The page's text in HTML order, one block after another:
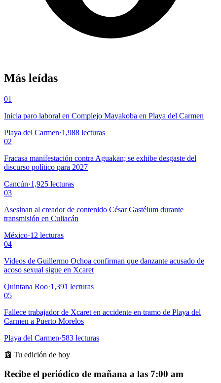
Más leídas
01
Inicia paro laboral en Complejo Mayakoba en Playa del Carmen
Playa del Carmen·1,988 lecturas
02
Fracasa manifestación contra Aguakan; se exhibe desgaste del
discurso político para 2027
Cancún·1,925 lecturas
03
Asesinan al creador de contenido César Gastélum durante
transmisión en Culiacán
México·12 lecturas
04
Videos de Guillermo Ochoa confirman que danzante acusado de
acoso sexual sigue en Xcaret
Quintana Roo·1,391 lecturas
05
Fallece trabajador de Xcaret en accidente en tramo de Playa del
Carmen a Puerto Morelos
Playa del Carmen·583 lecturas
📰 Tu edición de hoy
Recibe el periódico de mañana a las 7:00 am